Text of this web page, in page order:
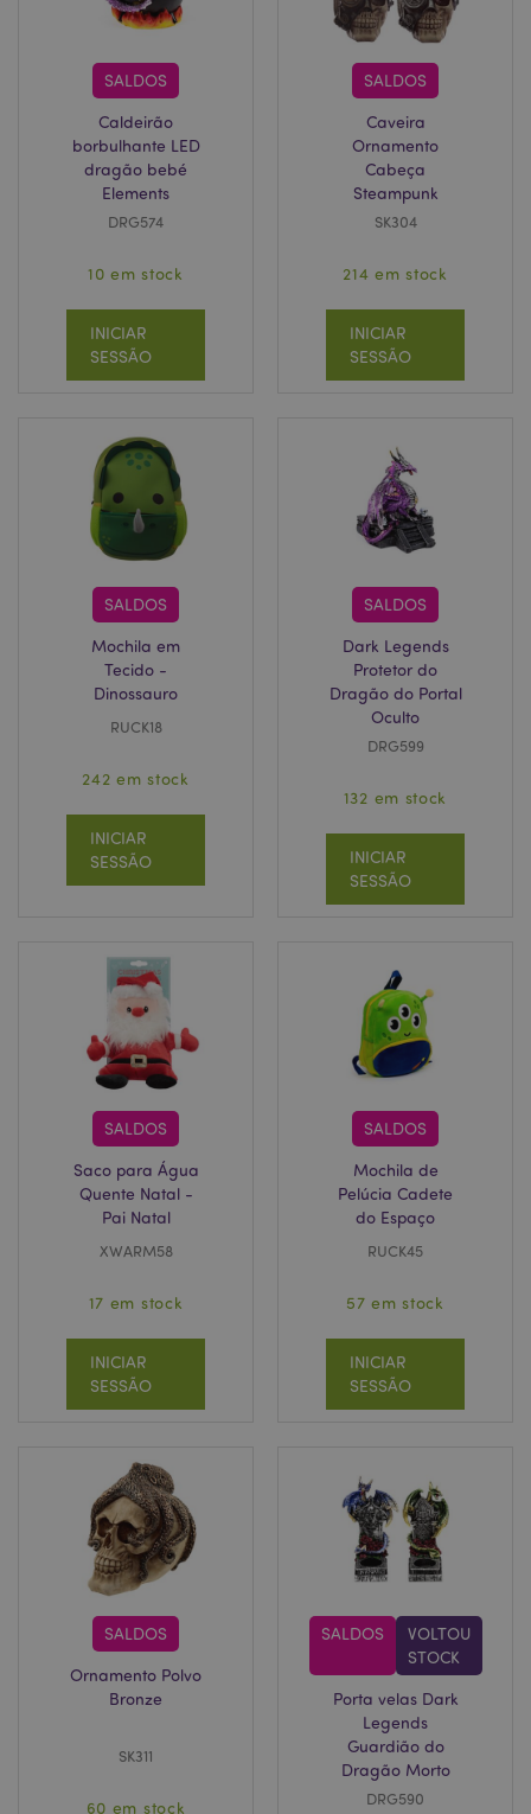
SALDOS
Caldeirão
borbulhante LED
dragão bebé
Elements
DRG574
10 em stock
INICIAR
SESSÃO
SALDOS
Caveira
Ornamento
Cabeça
Steampunk
SK304
214 em stock
INICIAR
SESSÃO
SALDOS
Mochila em
Tecido -
Dinossauro
RUCK18
242 em stock
INICIAR
SESSÃO
SALDOS
Dark Legends
Protetor do
Dragão do Portal
Oculto
DRG599
132 em stock
INICIAR
SESSÃO
SALDOS
Saco para Água
Quente Natal -
Pai Natal
XWARM58
17 em stock
INICIAR
SESSÃO
SALDOS
Mochila de
Pelúcia Cadete
do Espaço
RUCK45
57 em stock
INICIAR
SESSÃO
SALDOS
Ornamento Polvo
Bronze
SK311
60 em stock
SALDOS
VOLTOU
STOCK
Porta velas Dark
Legends
Guardião do
Dragão Morto
DRG590